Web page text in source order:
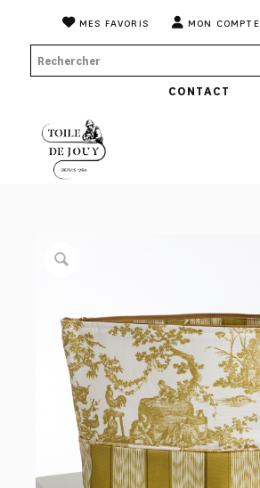
MES FAVORIS MON COMPTE
CONTACT